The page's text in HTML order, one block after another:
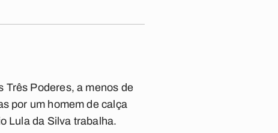
Três Poderes, a menos de
por um homem de calça
Lula da Silva trabalha.